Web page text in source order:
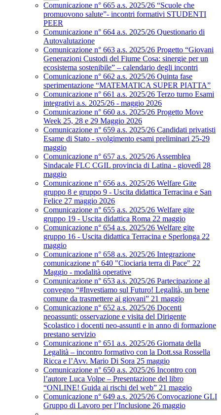
Comunicazione n° 665 a.s. 2025/26 “Scuole che
promuovono salute”- incontri formativi STUDENTI
PEER
Comunicazione n° 664 a.s. 2025/26 Questionario di
Autovalutazione
Comunicazione n° 663 a.s. 2025/26 Progetto “Giovani
Generazioni Custodi del Fiume Cosa: sinergie per un
ecosistema sostenibile” – calendario degli incontri
Comunicazione n° 662 a.s. 2025/26 Quinta fase
sperimentazione “MATEMATICA SUPER PIATTA”
Comunicazione n° 661 a.s. 2025/26 Terzo turno Esami
integrativi a.s. 2025/26 - maggio 2026
Comunicazione n° 660 a.s. 2025/26 Progetto Move
Week 25, 28 e 29 Maggio 2026
Comunicazione n° 659 a.s. 2025/26 Candidati privatisti
Esame di Stato - svolgimento esami preliminari 25-29
maggio
Comunicazione n° 657 a.s. 2025/26 Assemblea
Sindacale FLC CGIL provincia di Latina - giovedì 28
maggio
Comunicazione n° 656 a.s. 2025/26 Welfare Gite
gruppo 8 e gruppo 9 - Uscita didattica Terracina e San
Felice 27 maggio 2026
Comunicazione n° 655 a.s. 2025/26 Welfare gite
gruppo 19 - Uscita didattica Roma 22 maggio
Comunicazione n° 654 a.s. 2025/26 Welfare gite
gruppo 16 - Uscita didattica Terracina e Sperlonga 22
maggio
Comunicazione n° 658 a.s. 2025/26 Integrazione
comunicazione n° 640 "Ciociaria terra di Pace" 22
Maggio - modalità operative
Comunicazione n° 653 a.s. 2025/26 Partecipazione al
convegno “#Investiamo sul Futuro! Legalità, un bene
comune da trasmettere ai giovani” 21 maggio
Comunicazione n° 652 a.s. 2025/26 Docenti
neoassunti: osservazione e visita del Dirigente
Scolastico i docenti neo-assunti e in anno di formazione
prestano servizio
Comunicazione n° 651 a.s. 2025/26 Giornata della
Legalità – incontro formativo con la Dott.ssa Rossella
Ricca e l’Avv. Mario Di Sora 25 maggio
Comunicazione n° 650 a.s. 2025/26 Incontro con
l’autore Luca Volpe – Presentazione del libro
“ONLINE! Guida ai rischi del web” 21 maggio
Comunicazione n° 649 a.s. 2025/26 Convocazione GLI
Gruppo di Lavoro per l’Inclusione 26 maggio